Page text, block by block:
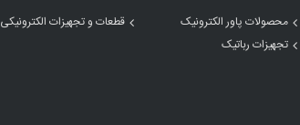
محصولات پاور الکترونیک
قطعات و تجهیزات الکترونیکی
تجهیزات رباتیک